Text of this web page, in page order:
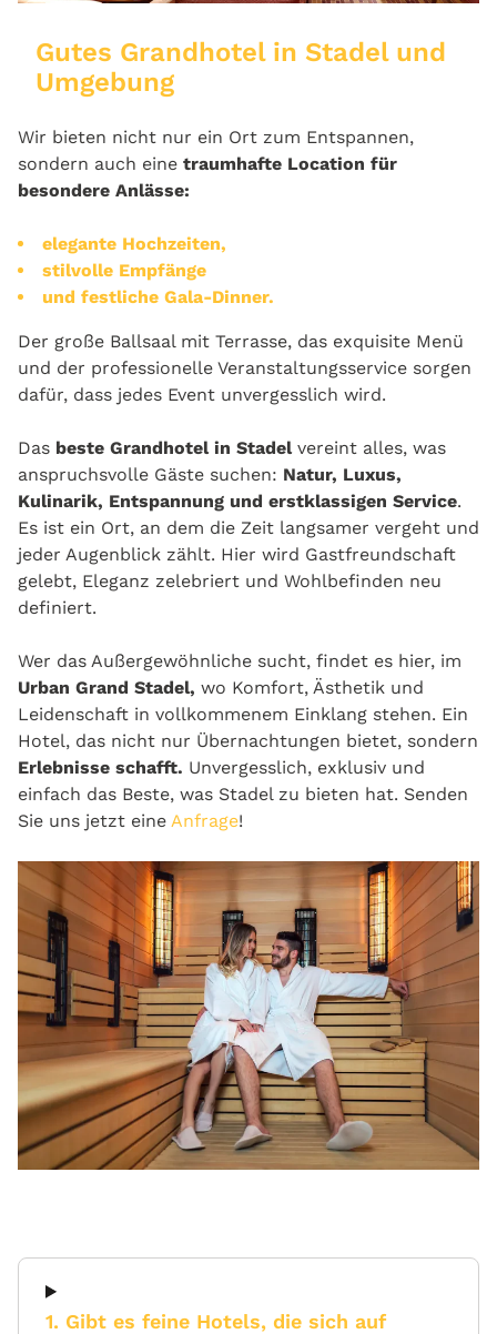
Gutes Grandhotel in Stadel und
Umgebung
Wir bieten nicht nur ein Ort zum Entspannen,
sondern auch eine traumhafte Location für
besondere Anlässe:
elegante Hochzeiten,
stilvolle Empfänge
und festliche Gala-Dinner.
Der große Ballsaal mit Terrasse, das exquisite Menü
und der professionelle Veranstaltungsservice sorgen
dafür, dass jedes Event unvergesslich wird.
Das beste Grandhotel in Stadelvereint alles, was
anspruchsvolle Gäste suchen: Natur, Luxus,
Kulinarik, Entspannung und erstklassigen Service.
Es ist ein Ort, an dem die Zeit langsamer vergeht und
jeder Augenblick zählt. Hier wird Gastfreundschaft
gelebt, Eleganz zelebriert und Wohlbefinden neu
definiert.
Wer das Außergewöhnliche sucht, findet es hier, im
Urban Grand Stadel, wo Komfort, Ästhetik und
Leidenschaft in vollkommenem Einklang stehen. Ein
Hotel, das nicht nur Übernachtungen bietet, sondern
Erlebnisse schafft. Unvergesslich, exklusiv und
einfach das Beste, was Stadel zu bieten hat. Senden
Sie uns jetzt eine Anfrage!
1. Gibt es feine Hotels, die sich auf